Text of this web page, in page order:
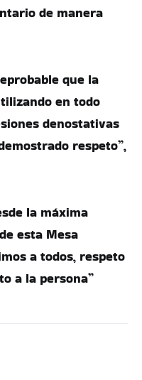
de manera
que la
en todo
denostativas
respeto”,
la máxima
esta Mesa
a todos, respeto
a la persona”